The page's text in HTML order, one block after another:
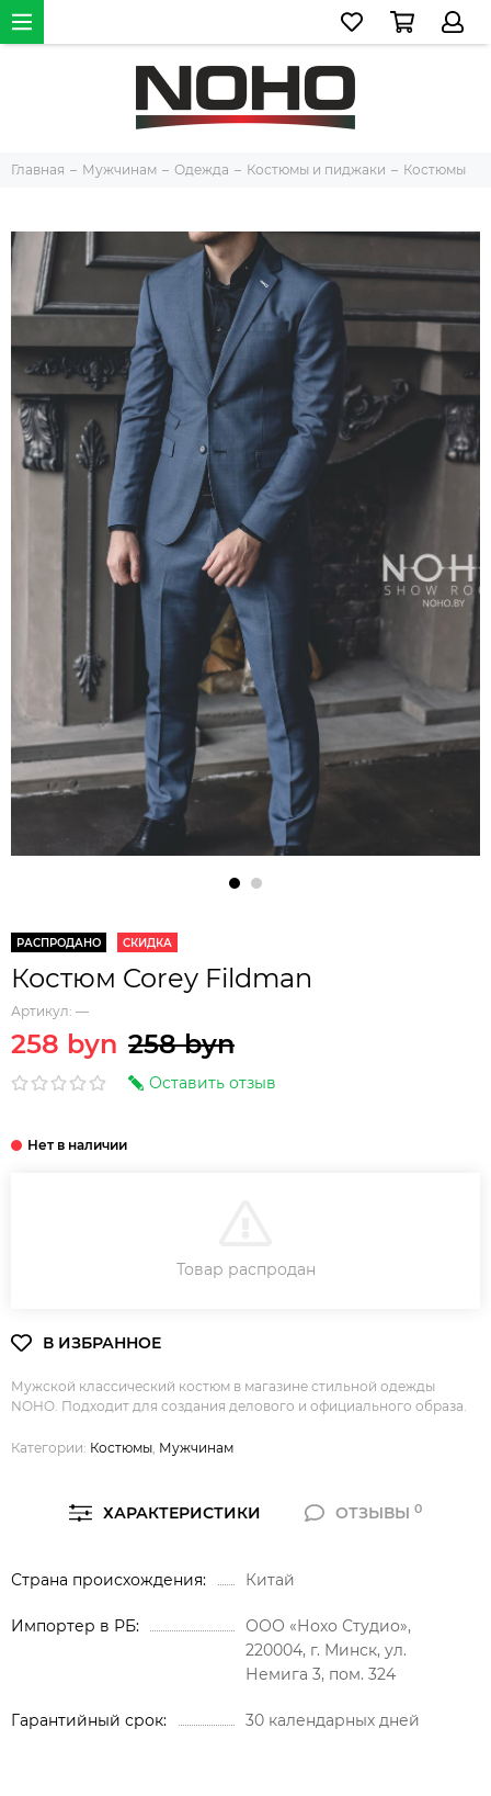
Главная Мужчинам Одежда Костюмы и пиджаки Костюмы
РАСПРОДАНО СКИДКА
Костюм Corey Fildman
Артикул: —
258 byn 258 byn
Оставить отзыв
Товар распродан
Мужской классический костюм в магазине стильной одежды
NOHO. Подходит для создания делового и официального образа.
Категории: Костюмы, Мужчинам
ХАРАКТЕРИСТИКИ ОТЗЫВЫ0
Страна происхождения Китай
Импортер в РБ
ООО «Нохо Студио»,
220004, г. Минск, ул.
Немига 3, пом. 324
Гарантийный срок 30 календарных дней